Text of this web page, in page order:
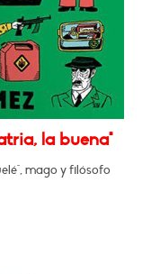
la buena"
mago y filósofo